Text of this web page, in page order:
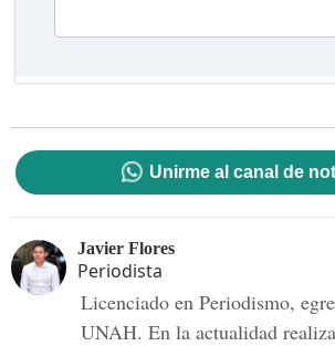
Unirme al canal de
Javier Flores
Periodista
Licenciado en Periodismo,
UNAH. En la actualidad